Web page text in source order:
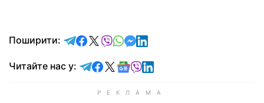
Поширити: відправити у Telegram
поділитись у Facebook
поділитись у X
відправити у Viber
відправити у Whatsapp
відправити у Messenger
відправити у LinkedIn
Читайте нас у: Читайте у Telegram
Читайте у Facebook
Читайте у X
Читайте у Google news
Читайте у Viber
Читайте у LinkedIn